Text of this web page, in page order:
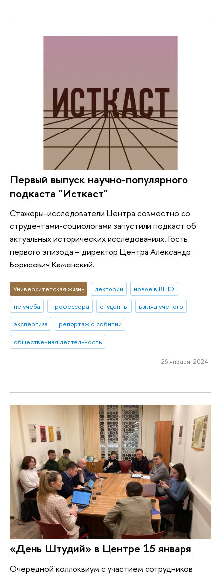
Первый выпуск научно-популярного
подкаста "Исткаст"
Стажеры-исследователи Центра совместно со
струдентами-социологами запустили подкаст об
актуальных исторических исследованиях. Гость
первого эпизода – директор Центра Александр
Борисович Каменский.
Университетская жизнь лектории
новое в ВШЭ
не учеба
профессора студенты
взгляд ученого
экспертиза
репортаж о событии
общественная деятельность
26 января 2024
«День Штудий» в Центре 15 января
Очередной коллоквиум с участием сотрудников